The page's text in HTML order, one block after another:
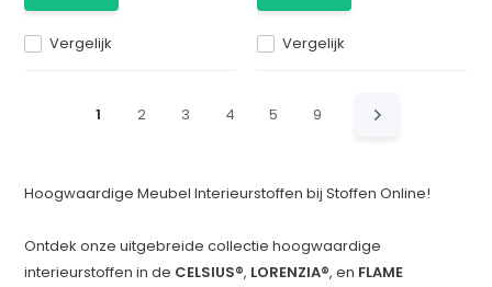
Vergelijk Vergelijk
1 2 3 4 5 9
Hoogwaardige Meubel Interieurstoffen bij Stoffen Online!
Ontdek onze uitgebreide collectie hoogwaardige
interieurstoffen in de CELSIUS®, LORENZIA®, en FLAME